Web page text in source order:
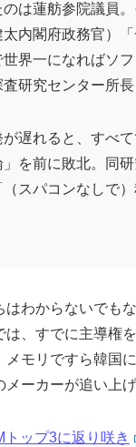
は蓮舫参院議員
太内閣府政務官）
界一になればソ
研究センター所
遅れると、すべ
を前に敗北。同
（スパコンなしで
わからないでも
、すでに主導権を
モリですら韓国
ーカーが追い上げ
ップ3に返り咲き